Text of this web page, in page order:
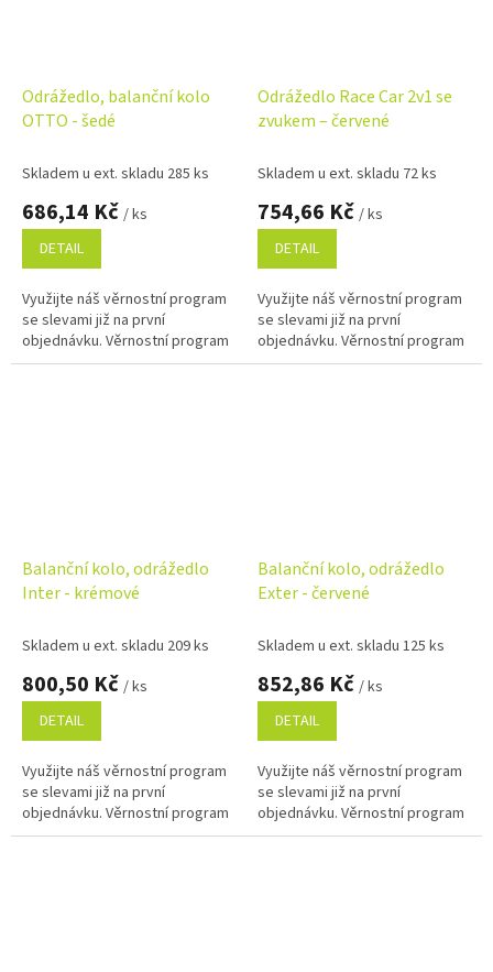
Odrážedlo, balanční kolo
OTTO - šedé
Skladem u ext. skladu 285 ks
686,14 Kč / ks
DETAIL
Využijte náš věrnostní program
se slevami již na první
objednávku. Věrnostní program
Odrážedlo Race Car 2v1 se
zvukem – červené
Skladem u ext. skladu 72 ks
754,66 Kč / ks
DETAIL
Využijte náš věrnostní program
se slevami již na první
objednávku. Věrnostní program
Balanční kolo, odrážedlo
Inter - krémové
Skladem u ext. skladu 209 ks
800,50 Kč / ks
DETAIL
Využijte náš věrnostní program
se slevami již na první
objednávku. Věrnostní program
Balanční kolo, odrážedlo
Exter - červené
Skladem u ext. skladu 125 ks
852,86 Kč / ks
DETAIL
Využijte náš věrnostní program
se slevami již na první
objednávku. Věrnostní program